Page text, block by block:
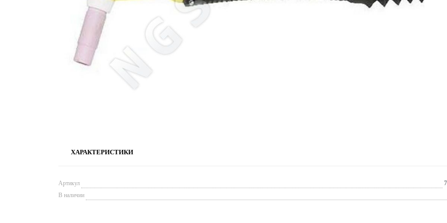
ХАРАКТЕРИСТИКИ
Артикул
В наличии